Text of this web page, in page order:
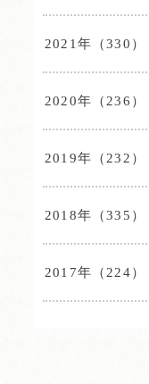
2021年（330）
2020年（236）
2019年（232）
2018年（335）
2017年（224）